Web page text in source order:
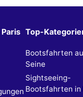
Top-
Bootsfahrten
Seine
Sightseeing-
Bootsfahrten in